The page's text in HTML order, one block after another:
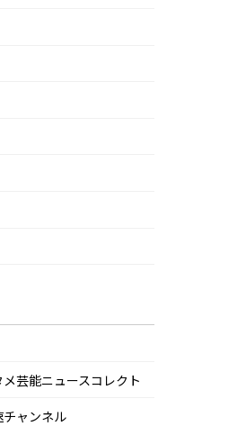
芸能ニュースコレクト
ャンネル